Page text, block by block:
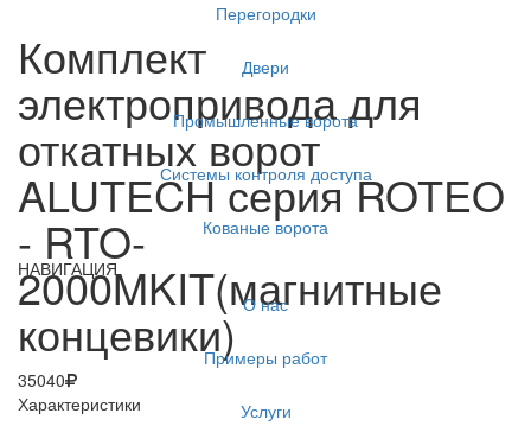
Перегородки
Двери
Промышленные ворота
Системы контроля доступа
Кованые ворота
НАВИГАЦИЯ
О нас
Примеры работ
Услуги
Комплект
электропривода для
откатных ворот
ALUTECH серия ROTEO
- RTO-
2000MKIT(магнитные
концевики)
35040
Характеристики